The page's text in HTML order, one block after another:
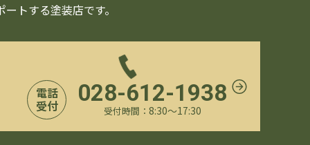
トする塗装店です。
電話
受付 028-612-1938
受付時間： 8:30〜17:30